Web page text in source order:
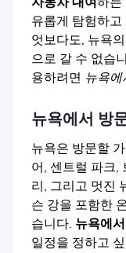
유롭게 탐험하
엇보다도, 뉴욕
으로 갈 수 없습
용하려면 뉴욕
뉴욕에서 방
뉴욕은 방문할
어, 센트럴 파크,
리, 그리고 멋진
슨 강을 포함한
습니다. 뉴욕에
일정을 정하고